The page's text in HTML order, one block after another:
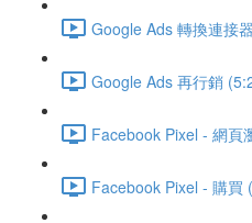
Google Ads 轉換連接
Google Ads 再行銷
Facebook Pixel - 網頁
Facebook Pixel - 購買